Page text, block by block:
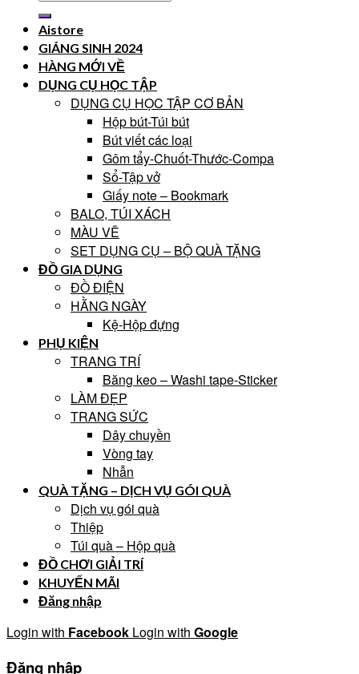
Aistore
GIÁNG SINH 2024
HÀNG MỚI VỀ
DỤNG CỤ HỌC TẬP
DỤNG CỤ HỌC TẬP CƠ BẢN
Hộp bút-Túi bút
Bút viết các loại
Gôm tẩy-Chuốt-Thước-Compa
Sổ-Tập vở
Giấy note – Bookmark
BALO, TÚI XÁCH
MÀU VẼ
SET DỤNG CỤ – BỘ QUÀ TẶNG
ĐỒ GIA DỤNG
ĐỒ ĐIỆN
HẰNG NGÀY
Kệ-Hộp đựng
PHỤ KIỆN
TRANG TRÍ
Băng keo – Washi tape-Sticker
LÀM ĐẸP
TRANG SỨC
Dây chuyền
Vòng tay
Nhẫn
QUÀ TẶNG – DỊCH VỤ GÓI QUÀ
Dịch vụ gói quà
Thiệp
Túi quà – Hộp quà
ĐỒ CHƠI GIẢI TRÍ
KHUYẾN MÃI
Đăng nhập
Login with Facebook Login with Google
Đăng nhập